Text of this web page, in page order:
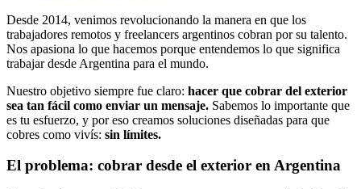
Desde 2014, venimos revolucionando la manera en que los
trabajadores remotos y freelancers argentinos cobran por su talento.
Nos apasiona lo que hacemos porque entendemos lo que significa
trabajar desde Argentina para el mundo.
Nuestro objetivo siempre fue claro: hacer que cobrar del exterior
sea tan fácil como enviar un mensaje. Sabemos lo importante que
es tu esfuerzo, y por eso creamos soluciones diseñadas para que
cobres como vivís: sin límites.
El problema: cobrar desde el exterior en Argentina